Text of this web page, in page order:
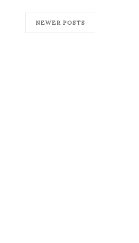
NEWER POSTS